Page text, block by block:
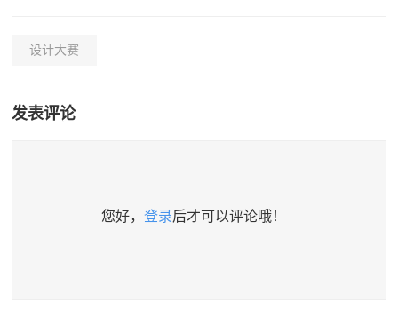
设计大赛
发表评论
您好， 登录后才可以评论哦！